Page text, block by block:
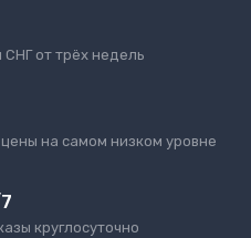
от трёх недель
на самом низком уровне
круглосуточно